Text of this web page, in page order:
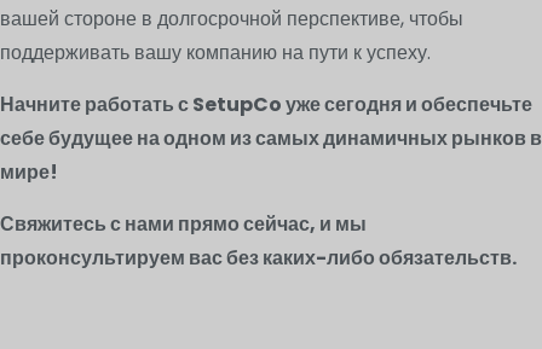
вашей стороне в долгосрочной перспективе, чтобы
поддерживать вашу компанию на пути к успеху.
Начните работать с SetupCo уже сегодня и обеспечьте
себе будущее на одном из самых динамичных рынков в
мире!
Свяжитесь с нами прямо сейчас, и мы
проконсультируем вас без каких-либо обязательств.